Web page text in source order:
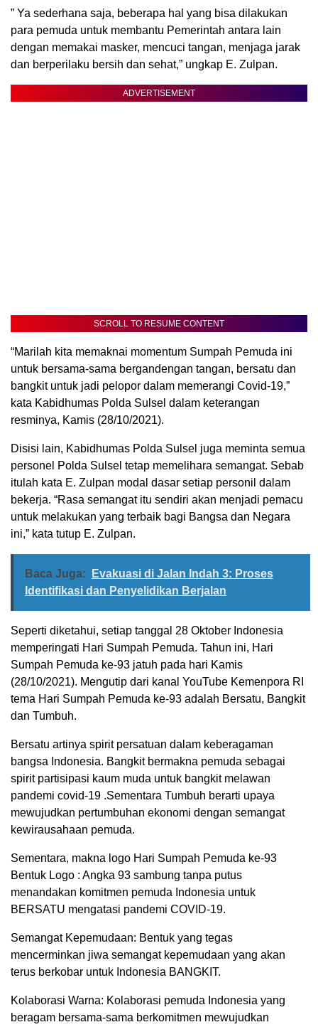
” Ya sederhana saja, beberapa hal yang bisa dilakukan
para pemuda untuk membantu Pemerintah antara lain
dengan memakai masker, mencuci tangan, menjaga jarak
dan berperilaku bersih dan sehat,” ungkap E. Zulpan.
ADVERTISEMENT
SCROLL TO RESUME CONTENT
“Marilah kita memaknai momentum Sumpah Pemuda ini
untuk bersama-sama bergandengan tangan, bersatu dan
bangkit untuk jadi pelopor dalam memerangi Covid-19,”
kata Kabidhumas Polda Sulsel dalam keterangan
resminya, Kamis (28/10/2021).
Disisi lain, Kabidhumas Polda Sulsel juga meminta semua
personel Polda Sulsel tetap memelihara semangat. Sebab
itulah kata E. Zulpan modal dasar setiap personil dalam
bekerja. “Rasa semangat itu sendiri akan menjadi pemacu
untuk melakukan yang terbaik bagi Bangsa dan Negara
ini,” kata tutup E. Zulpan.
Baca Juga:
Evakuasi di Jalan Indah 3: Proses
Identifikasi dan Penyelidikan Berjalan
Seperti diketahui, setiap tanggal 28 Oktober Indonesia
memperingati Hari Sumpah Pemuda. Tahun ini, Hari
Sumpah Pemuda ke-93 jatuh pada hari Kamis
(28/10/2021). Mengutip dari kanal YouTube Kemenpora RI
tema Hari Sumpah Pemuda ke-93 adalah Bersatu, Bangkit
dan Tumbuh.
Bersatu artinya spirit persatuan dalam keberagaman
bangsa Indonesia. Bangkit bermakna pemuda sebagai
spirit partisipasi kaum muda untuk bangkit melawan
pandemi covid-19 .Sementara Tumbuh berarti upaya
mewujudkan pertumbuhan ekonomi dengan semangat
kewirausahaan pemuda.
Sementara, makna logo Hari Sumpah Pemuda ke-93
Bentuk Logo : Angka 93 sambung tanpa putus
menandakan komitmen pemuda Indonesia untuk
BERSATU mengatasi pandemi COVID-19.
Semangat Kepemudaan: Bentuk yang tegas
mencerminkan jiwa semangat kepemudaan yang akan
terus berkobar untuk Indonesia BANGKIT.
Kolaborasi Warna: Kolaborasi pemuda Indonesia yang
beragam bersama-sama berkomitmen mewujudkan